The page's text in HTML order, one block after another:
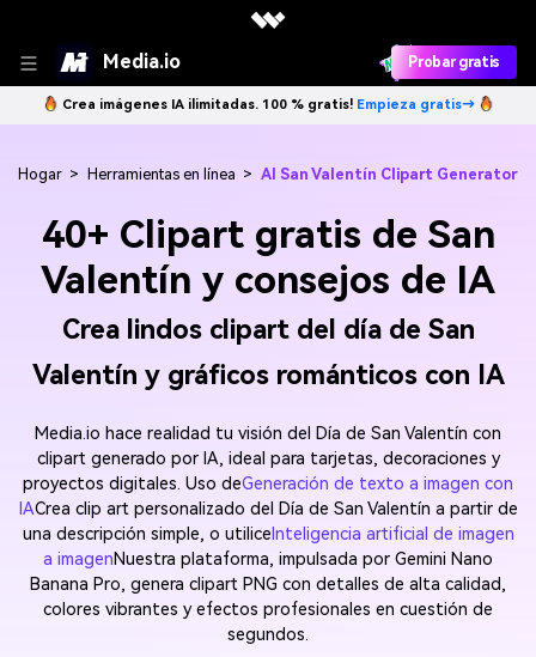
Media.io Probar gratis
Crea imágenes IA ilimitadas. 100 % gratis! Empieza gratis→
Hogar > Herramientas en línea > AI San Valentín Clipart Generator
40+ Clipart gratis de San
Valentín y consejos de IA
Crea lindos clipart del día de San
Valentín y gráficos románticos con IA
Media.io hace realidad tu visión del Día de San Valentín con
clipart generado por IA, ideal para tarjetas, decoraciones y
proyectos digitales. Uso deGeneración de texto a imagen con
IACrea clip art personalizado del Día de San Valentín a partir de
una descripción simple, o utilice Inteligencia artificial de imagen
a imagenNuestra plataforma, impulsada por Gemini Nano
Banana Pro, genera clipart PNG con detalles de alta calidad,
colores vibrantes y efectos profesionales en cuestión de
segundos.